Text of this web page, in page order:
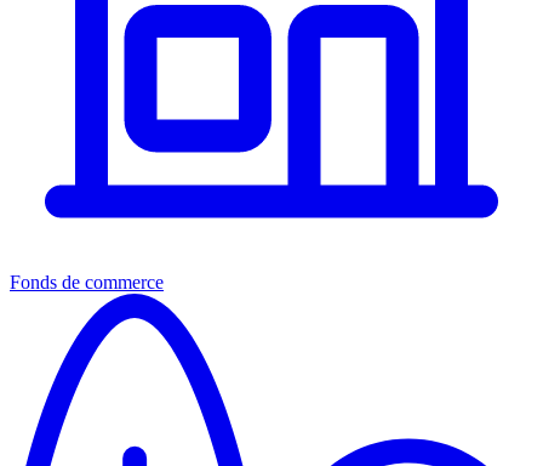
Fonds de commerce